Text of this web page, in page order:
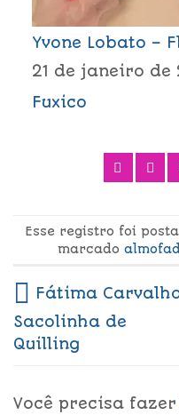
Yvone Lobato –
21 de janeiro de
Fuxico
Esse registro foi
marcado
Fátima
Sacolinha de
Quilling
Você precisa fazer